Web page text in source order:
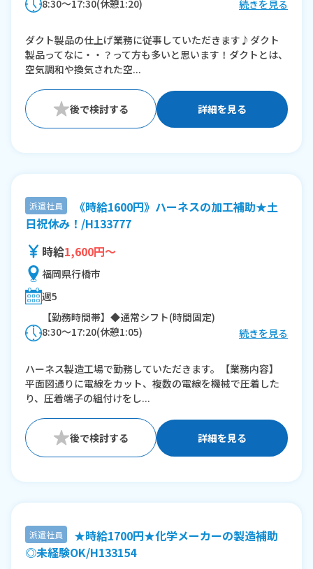
8:30〜17:30(休憩1:20)
※残業：20〜40時間程度/月
続きを見る
ダクト製品の仕上げ業務に従事していただきます♪ダクト
製品ってなに・・？って方も多いと思います！ダクトとは、
空気調和や換気された空...
詳細を見る
派遣社員
《時給1600円》ハーネスの加工補助★土
日祝休み！/H133777
時給1,600円～
福岡県行橋市
週5
【勤務時間帯】◆通常シフト(時間固定)
8:30〜17:20(休憩1:05)
※残業：0時間程度/月
続きを見る
ハーネス製造工場で勤務していただきます。【業務内容】
平面図通りに電線をカット、複数の電線を機械で圧着した
り、圧着端子の組付けをし...
詳細を見る
派遣社員
★時給1700円★化学メーカーの製造補助
◎未経験OK/H133154